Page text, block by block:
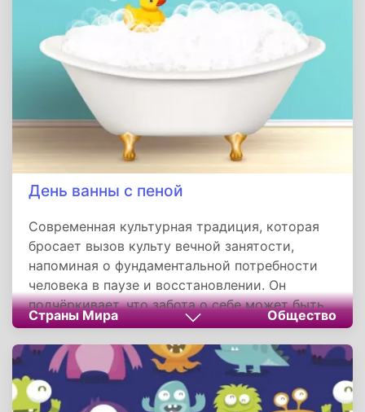
Этот день приглашает не бояться сбоев и
хаоса, а с юмором принимать их как
неотъемлемую часть жизни в технологически
сложном мире, где у каждой необъяснимой
поломки должен быть свой маленький,
волосатый и очень занятой виновник.
День ванны с пеной
Современная культурная традиция, которая
бросает вызов культу вечной занятости,
напоминая о фундаментальной потребности
человека в паузе и восстановлении. Он
подчёркивает, что забота о себе может быть
простой, доступной и при этом невероятно
эффективной. В облаке пузырьков
растворяются не только усталость и тревоги
дня, но и ложное убеждение, что для счастья
нужно что-то грандиозное. Порой оно
Страны Мира Общество